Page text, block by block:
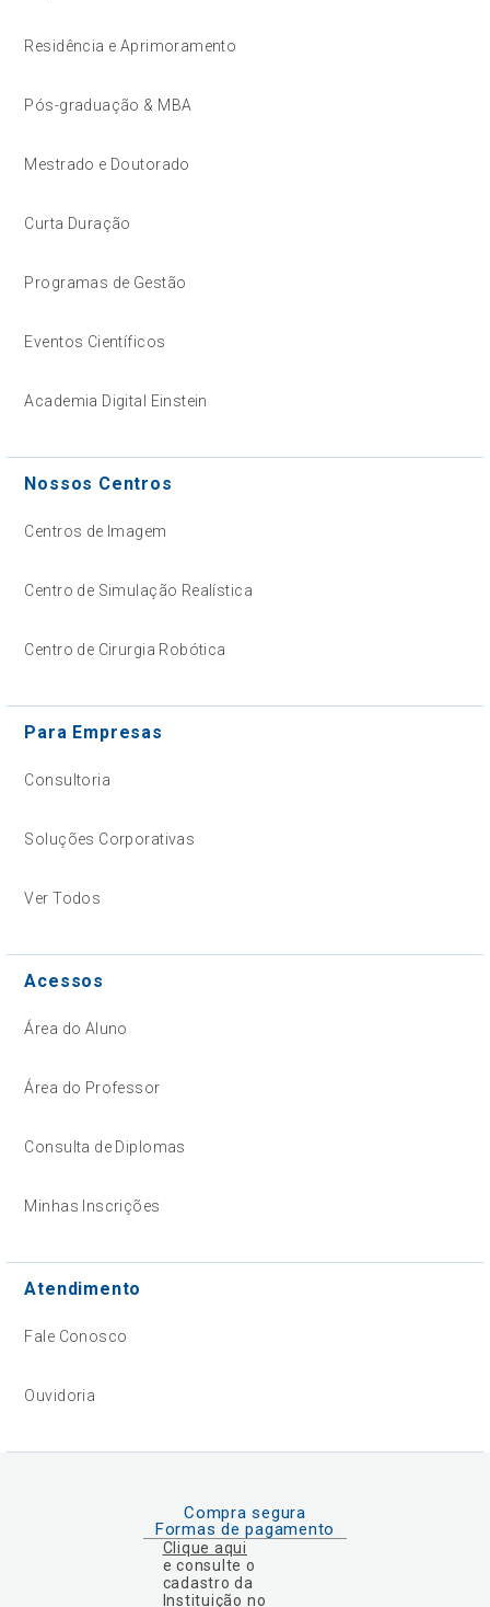
Residência e Aprimoramento
Pós-graduação & MBA
Mestrado e Doutorado
Curta Duração
Programas de Gestão
Eventos Científicos
Academia Digital Einstein
Nossos Centros
Centros de Imagem
Centro de Simulação Realística
Centro de Cirurgia Robótica
Para Empresas
Consultoria
Soluções Corporativas
Ver Todos
Acessos
Área do Aluno
Área do Professor
Consulta de Diplomas
Minhas Inscrições
Atendimento
Fale Conosco
Ouvidoria
Compra segura
Formas de pagamento
Clique aqui
e consulte o
cadastro da
Instituição no